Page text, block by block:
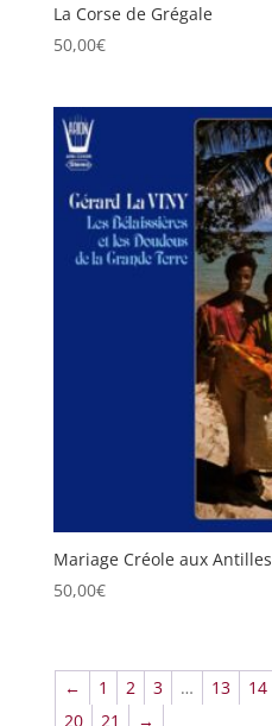
La Corse de Grégale
50,00€
Mariage Créole aux Antilles
50,00€
← 1 2 3 … 13 14
20
21 →